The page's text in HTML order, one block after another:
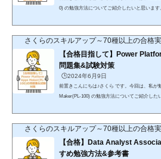
0) の勉強方法についてご紹介したいと思いま
ポイント70倍」が適用されるので、こちらで
籍)では「90%オフ」クーポ...
さくらのスキルアップ～70種以上の合格
【合格目指して】Power
問題集&試験対策
🕒️2024年6月9日
前置きこんにちは♪さくら です。今回は、私が
Maker(PL-100) の勉強方法についてご紹介し
0倍」が適用されるので、こちらで購入するこ
0%オフ」クーポンが適用される...
さくらのスキルアップ～70種以上の合格
【合格】Data Analyst
すめ勉強方法&参考書